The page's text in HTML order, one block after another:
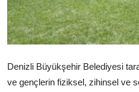
Toplum ve Yaşam
Sivil Toplum Kuruluşları
Kamu Kurumları ve Üst
Denizli Büyükşehir Belediyesi
ve gençlerin fiziksel, zihinsel ve